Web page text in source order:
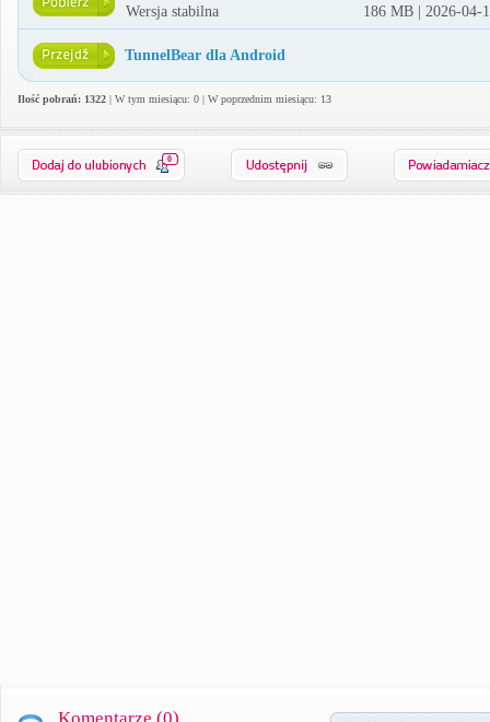
Wersja stabilna 186 MB | 2026-04-
TunnelBear dla Android
Ilość pobrań: 1322 | W tym miesiącu: 0 | W poprzednim miesiącu: 13
0